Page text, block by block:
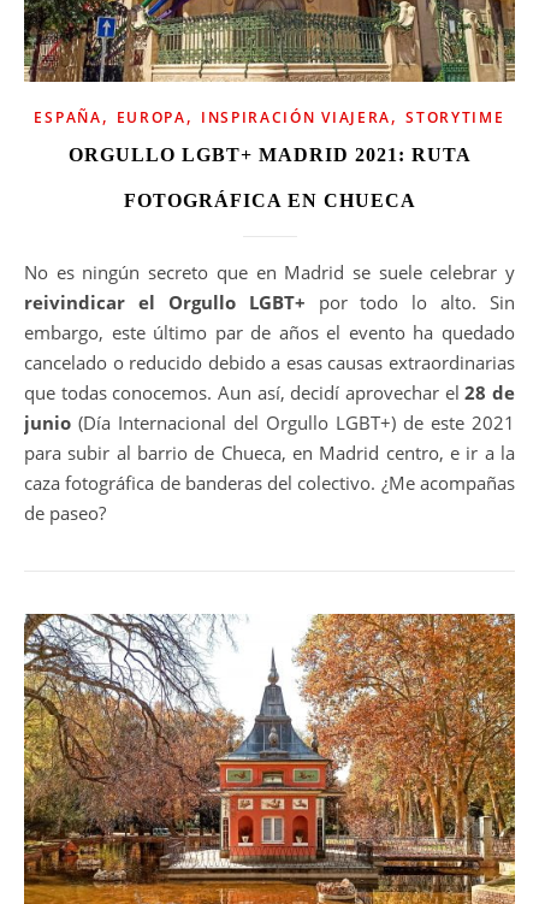
ESPAÑA, EUROPA, INSPIRACIÓN VIAJERA,STORYTIME
ORGULLO LGBT+ MADRID 2021: RUTA
FOTOGRÁFICA EN CHUECA
No es ningún secreto que en Madrid se suele celebrar y
reivindicar el Orgullo LGBT+ por todo lo alto. Sin
embargo, este último par de años el evento ha quedado
cancelado o reducido debido a esas causas extraordinarias
que todas conocemos. Aun así, decidí aprovechar el28 de
junio (Día Internacional del Orgullo LGBT+) de este 2021
para subir al barrio de Chueca, en Madrid centro, e ir a la
caza fotográfica de banderas del colectivo. ¿Me acompañas
de paseo?